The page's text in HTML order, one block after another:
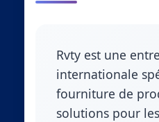
Rvty est une
internationale
fourniture de
solutions pour